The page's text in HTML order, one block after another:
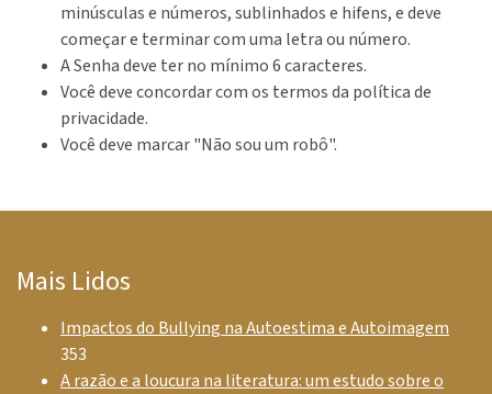
minúsculas e números, sublinhados e hifens, e deve
começar e terminar com uma letra ou número.
A Senha deve ter no mínimo 6 caracteres.
Você deve concordar com os termos da política de
privacidade.
Você deve marcar "Não sou um robô".
Mais Lidos
Impactos do Bullying na Autoestima e Autoimagem
353
A razão e a loucura na literatura: um estudo sobre o